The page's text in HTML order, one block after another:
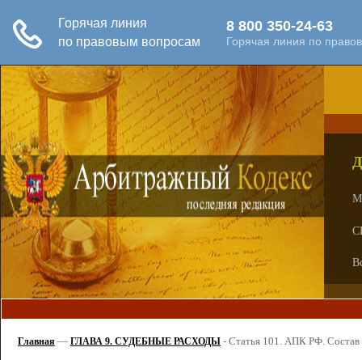
Главная — ГЛАВА 9. СУДЕБНЫЕ РАСХОДЫ - Статья 101. АПК РФ. Состав